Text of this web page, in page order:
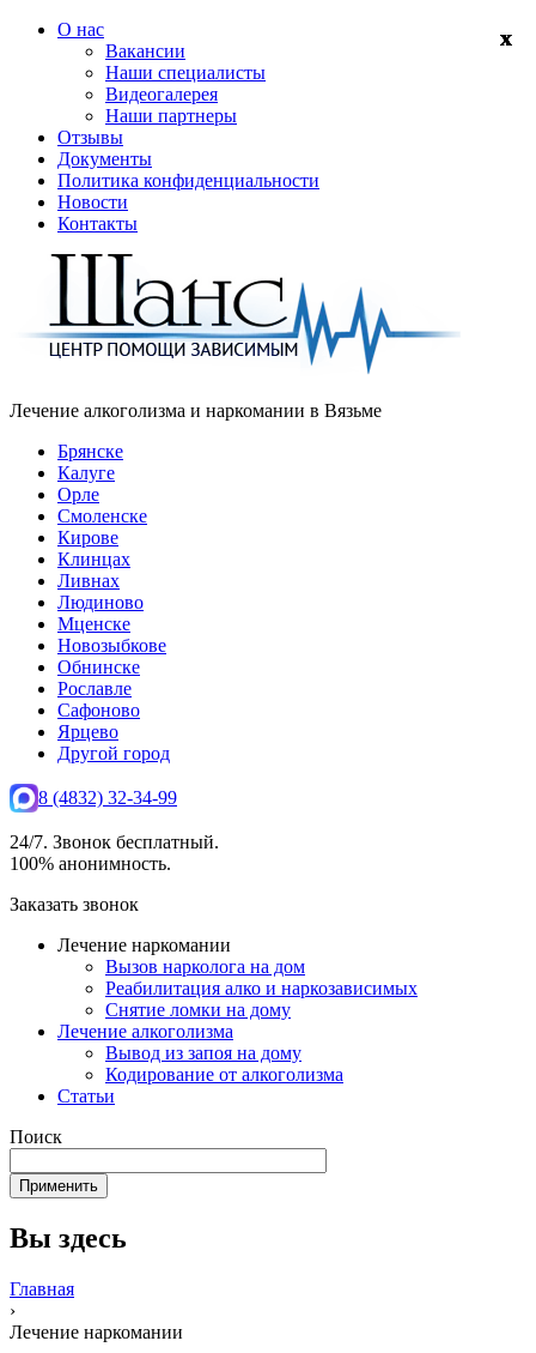
О нас
Вакансии
Наши специалисты
Видеогалерея
Наши партнеры
Отзывы
Документы
Политика конфиденциальности
Новости
Контакты
Лечение алкоголизма и наркомании в Вязьме
Брянске
Калуге
Орле
Смоленске
Кирове
Клинцах
Ливнах
Людиново
Мценске
Новозыбкове
Обнинске
Рославле
Сафоново
Ярцево
Другой город
8 (4832) 32-34-99
24/7. Звонок бесплатный.
100% анонимность.
Заказать звонок
Лечение наркомании
Вызов нарколога на дом
Реабилитация алко и наркозависимых
Снятие ломки на дому
Лечение алкоголизма
Вывод из запоя на дому
Кодирование от алкоголизма
Статьи
Поиск
Вы здесь
Главная
›
Лечение наркомании